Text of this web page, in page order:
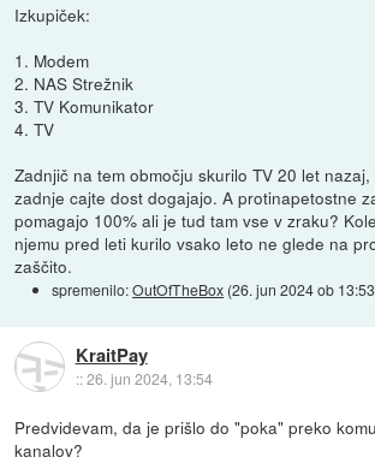
Izkupiček:
1. Modem
2. NAS Strežnik
3. TV Komunikator
4. TV
Zadnjič na tem območju skurilo TV 20 let
zadnje cajte dost dogajajo. A protinapetostne
pomagajo 100% ali je tud tam vse v zraku?
njemu pred leti kurilo vsako leto ne glede na
zaščito.
spremenilo:OutOfTheBox (26. jun 2024 ob 13:53
KraitPay
::26. jun 2024, 13:54
Predvidevam, da je prišlo do "poka" preko
kanalov?